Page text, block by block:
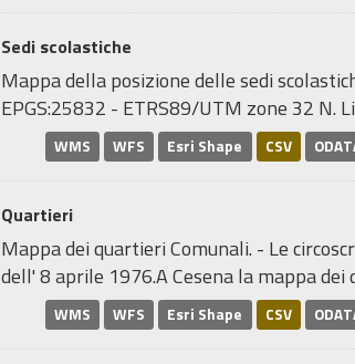
Sedi scolastiche
Mappa della posizione delle sedi
EPGS:25832 - ETRS89/UTM zone 32 N.
WMS WFS Esri Shape CSV
Quartieri
Mappa dei quartieri Comunali. - Le
dell' 8 aprile 1976.A Cesena la mappa
WMS WFS Esri Shape CSV